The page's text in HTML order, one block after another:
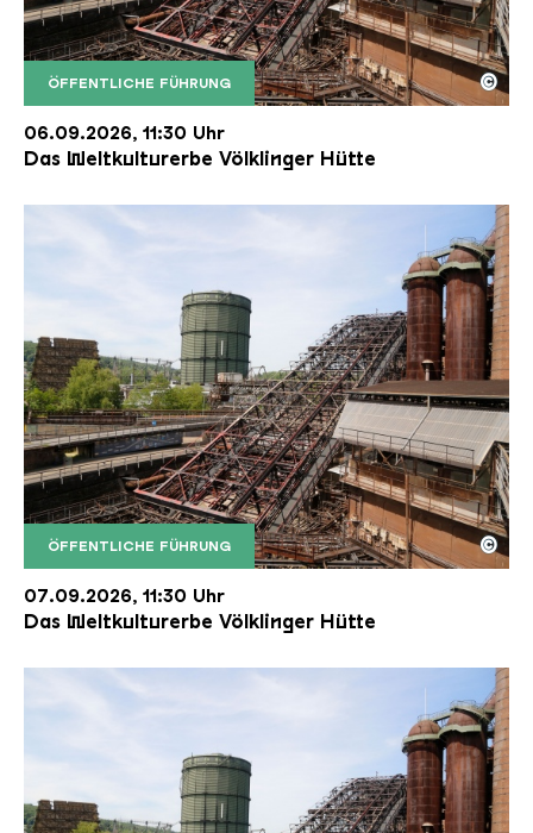
ÖFFENTLICHE FÜHRUNG
Der Erzschrägaufzug der Völklinger Hütte mit
Copyright: Weltkulturerbe Völklinger Hütte | Karl
©
06.09.2026, 11:30 Uhr
Das Weltkulturerbe Völklinger Hütte
ÖFFENTLICHE FÜHRUNG
Der Erzschrägaufzug der Völklinger Hütte mit
Copyright: Weltkulturerbe Völklinger Hütte | Karl
©
07.09.2026, 11:30 Uhr
Das Weltkulturerbe Völklinger Hütte